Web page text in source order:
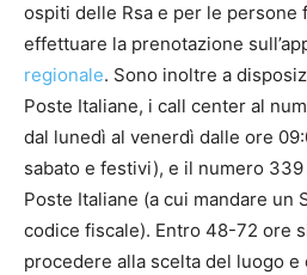
ospiti delle Rsa e per le persone
effettuare la prenotazione
regionale. Sono inoltre a
Poste Italiane, i call center al
dal lunedì al venerdì dalle ore
sabato e festivi), e il numero
Poste Italiane (a cui mandare un
codice fiscale). Entro 48-72 ore
procedere alla scelta del luogo e